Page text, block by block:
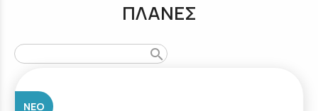
ΠΛΑΝΕΣ
search
ΝΈΟ